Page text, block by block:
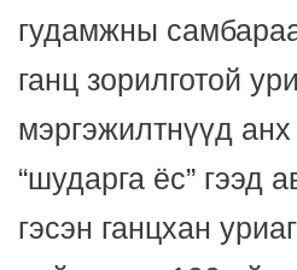
гудамжны
ганц зорилготой
мэргэжилтнүүд
“шударга ёс” гээд
гэсэн ганцхан